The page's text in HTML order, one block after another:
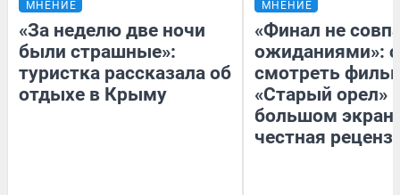
МНЕНИЕ
«За неделю две ночи
были страшные»:
туристка рассказала об
отдыхе в Крыму
МНЕНИЕ
«Финал не
ожиданиями»:
смотреть
«Старый орел»
большом
честная